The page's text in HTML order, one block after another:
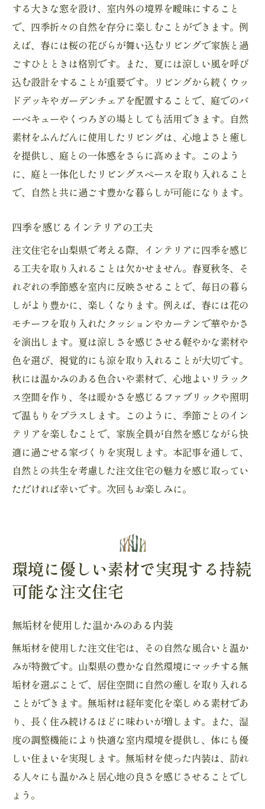
する大きな窓を設け、室内外の境界を曖昧にすること
で、四季折々の自然を存分に楽しむことができます。例
えば、春には桜の花びらが舞い込むリビングで家族と過
ごすひとときは格別です。また、夏には涼しい風を呼び
込む設計をすることが重要です。リビングから続くウッ
ドデッキやガーデンチェアを配置することで、庭でのバ
ーベキューやくつろぎの場としても活用できます。自然
素材をふんだんに使用したリビングは、心地よさと癒し
を提供し、庭との一体感をさらに高めます。このよう
に、庭と一体化したリビングスペースを取り入れること
で、自然と共に過ごす豊かな暮らしが可能になります。
四季を感じるインテリアの工夫
注文住宅を山梨県で考える際、インテリアに四季を感じ
る工夫を取り入れることは欠かせません。春夏秋冬、そ
れぞれの季節感を室内に反映させることで、毎日の暮ら
しがより豊かに、楽しくなります。例えば、春には花の
モチーフを取り入れたクッションやカーテンで華やかさ
を演出します。夏は涼しさを感じさせる軽やかな素材や
色を選び、視覚的にも涼を取り入れることが大切です。
秋には温かみのある色合いや素材で、心地よいリラック
ス空間を作り、冬は暖かさを感じるファブリックや照明
で温もりをプラスします。このように、季節ごとのイン
テリアを楽しむことで、家族全員が自然を感じながら快
適に過ごせる家づくりを実現します。本記事を通して、
自然との共生を考慮した注文住宅の魅力を感じ取ってい
ただければ幸いです。次回もお楽しみに。
環境に優しい素材で実現する持続
可能な注文住宅
無垢材を使用した温かみのある内装
無垢材を使用した注文住宅は、その自然な風合いと温か
みが特徴です。山梨県の豊かな自然環境にマッチする無
垢材を選ぶことで、居住空間に自然の癒しを取り入れる
ことができます。無垢材は経年変化を楽しめる素材であ
り、長く住み続けるほどに味わいが増します。また、湿
度の調整機能により快適な室内環境を提供し、体にも優
しい住まいを実現します。無垢材を使った内装は、訪れ
る人々にも温かみと居心地の良さを感じさせることでし
ょう。